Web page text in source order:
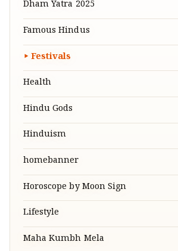
Dham Yatra 2025
Famous Hindus
Festivals
Health
Hindu Gods
Hinduism
homebanner
Horoscope by Moon Sign
Lifestyle
Maha Kumbh Mela